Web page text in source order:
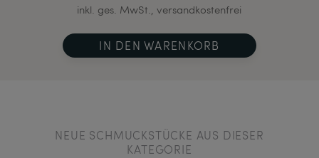
inkl. ges. MwSt., versandkostenfrei
IN DEN WARENKORB
NEUE SCHMUCKSTÜCKE AUS DIESER
KATEGORIE